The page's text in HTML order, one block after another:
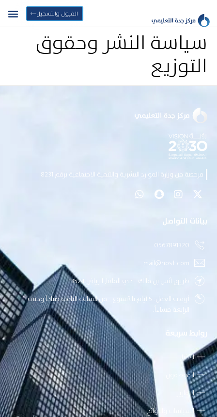
القبول والتسجيل
سياسة النشر وحقوق
التوزيع
مرخصة من وزارة الموارد البشرية والتنمية الاجتماعية برقم 8231
بيانات التواصل
0567891320
mail@host.com
طريق أنس بن مالك - حي الملقا, الرياض 13524
أوقات العمل: 5 أيام بالأسبوع - من الساعة الثامنة صباحاً وحتى
الرابعة مساءاً.
روابط سريعة
الأخبار
الموظفون
التقارير
السياسات واللوائح